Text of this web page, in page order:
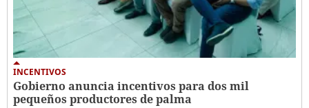
INCENTIVOS
Gobierno anuncia incentivos para dos mil
pequeños productores de palma